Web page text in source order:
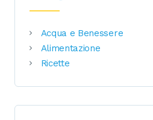
Acqua e Benessere
Alimentazione
Ricette